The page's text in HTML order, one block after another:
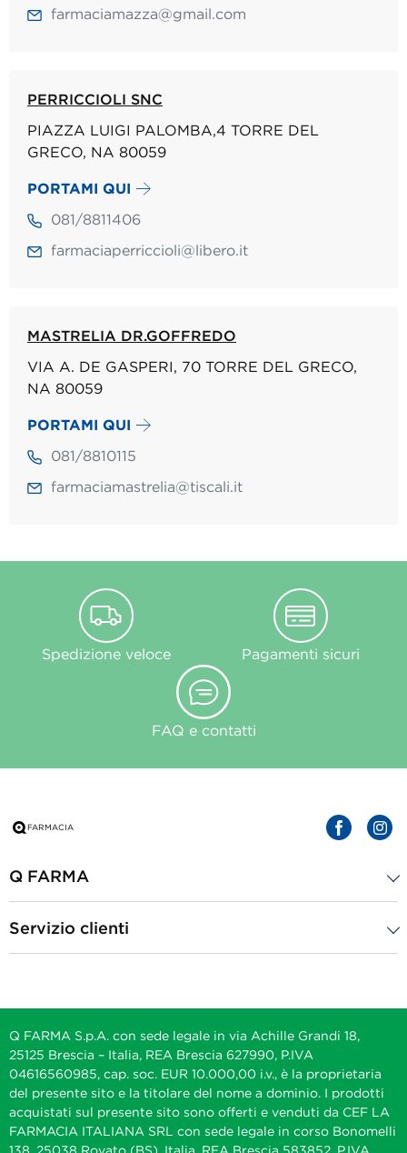
farmaciamazza@gmail.com
PERRICCIOLI SNC
PIAZZA LUIGI PALOMBA,4 TORRE DEL
GRECO, NA 80059
PORTAMI QUI
081/8811406
farmaciaperriccioli@libero.it
MASTRELIA DR.GOFFREDO
VIA A. DE GASPERI, 70 TORRE DEL GRECO,
NA 80059
PORTAMI QUI
081/8810115
farmaciamastrelia@tiscali.it
Spedizione veloce Pagamenti sicuri
FAQ e contatti
Q FARMA
Servizio clienti
Q FARMA S.p.A. con sede legale in via Achille Grandi 18,
25125 Brescia – Italia, REA Brescia 627990, P.IVA
04616560985, cap. soc. EUR 10.000,00 i.v., è la proprietaria
del presente sito e la titolare del nome a dominio. I prodotti
acquistati sul presente sito sono offerti e venduti da CEF LA
FARMACIA ITALIANA SRL con sede legale in corso Bonomelli